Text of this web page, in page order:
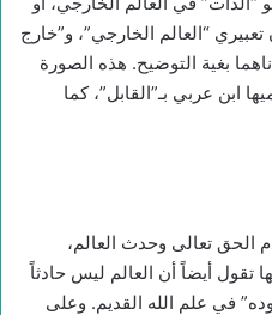
“العالم الخارجي”، و”خارج
بغية التوضيح. هذه الصورة
ابن عربي بـ”القابل”، كما
الحق تعالى وحدث العالم،
تقول أيضاً أن العالم ليس حادثاً
في علم الله القديم. وعلى